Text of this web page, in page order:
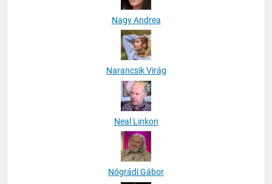
Nagy Andrea
Narancsik Virág
Neal Linkon
Nógrádi Gábor